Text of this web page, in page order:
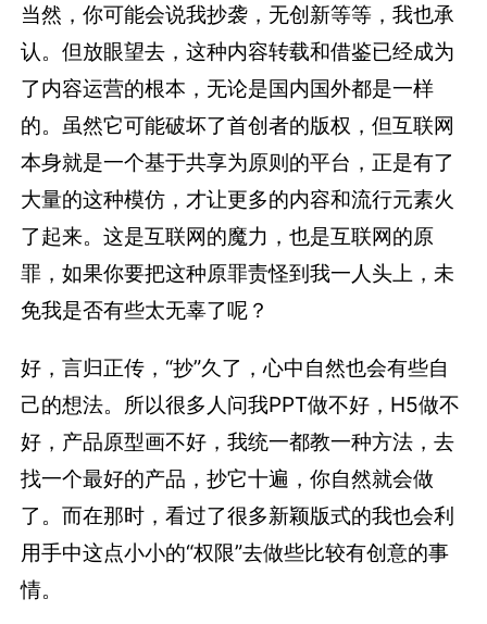
当然，你可能会说我抄袭，无创新等等，我也承
认。但放眼望去，这种内容转载和借鉴已经成为
了内容运营的根本，无论是国内国外都是一样
的。虽然它可能破坏了首创者的版权，但互联网
本身就是一个基于共享为原则的平台，正是有了
大量的这种模仿，才让更多的内容和流行元素火
了起来。这是互联网的魔力，也是互联网的原
罪，如果你要把这种原罪责怪到我一人头上，未
免我是否有些太无辜了呢？
好，言归正传，“抄”久了，心中自然也会有些自
己的想法。所以很多人问我PPT做不好，H5做不
好，产品原型画不好，我统一都教一种方法，去
找一个最好的产品，抄它十遍，你自然就会做
了。而在那时，看过了很多新颖版式的我也会利
用手中这点小小的“权限”去做些比较有创意的事
情。